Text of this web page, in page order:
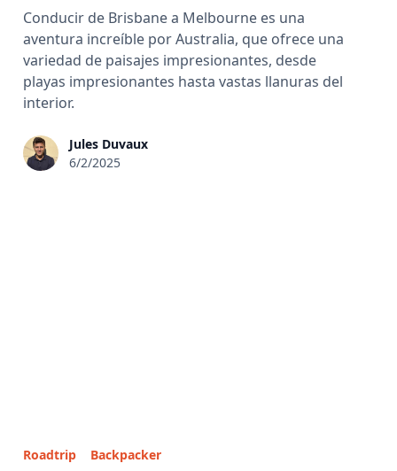
Conducir de Brisbane a Melbourne es una
aventura increíble por Australia, que ofrece una
variedad de paisajes impresionantes, desde
playas impresionantes hasta vastas llanuras del
interior.
Jules Duvaux
6/2/2025
Roadtrip Backpacker